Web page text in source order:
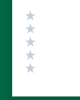
Valutazione